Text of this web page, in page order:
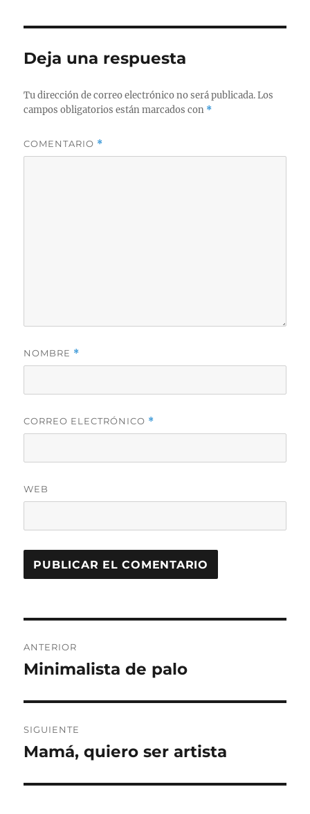
Deja una respuesta
Tu dirección de correo electrónico no será publicada. Los
campos obligatorios están marcados con *
COMENTARIO *
NOMBRE *
CORREO ELECTRÓNICO *
WEB
de
ANTERIOR
Entrada
Minimalista de palo
SIGUIENTE
Entrada
Mamá, quiero ser artista